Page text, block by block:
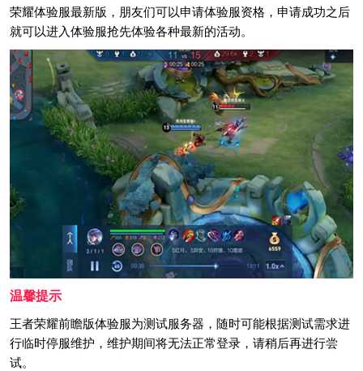
荣耀体验服最新版，朋友们可以申请体验服资格，申请成功之后
就可以进入体验服抢先体验各种最新的活动。
温馨提示
王者荣耀前瞻版体验服为测试服务器，随时可能根据测试需求进
行临时停服维护，维护期间将无法正常登录，请稍后再进行尝
试。